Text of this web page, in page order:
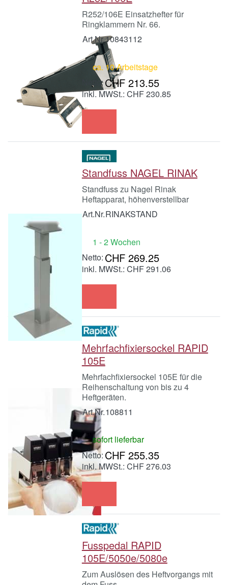
R252/106E Einsatzhefter für
Ringklammern Nr. 66.
Art.Nr.10843112
ca. 10 Arbeitstage
CHF 213.55
inkl. MWSt.: CHF 230.85
Standfuss NAGEL RINAK
Standfuss zu Nagel Rinak
Heftapparat, höhenverstellbar
Art.Nr.RINAKSTAND
1 - 2 Wochen
CHF 269.25
inkl. MWSt.: CHF 291.06
Mehrfachfixiersockel RAPID
105E
Mehrfachfixiersockel 105E für die
Reihenschaltung von bis zu 4
Heftgeräten.
Art.Nr.108811
sofort lieferbar
CHF 255.35
inkl. MWSt.: CHF 276.03
Fusspedal RAPID
105E/5050e/5080e
Zum Auslösen des Heftvorgangs mit